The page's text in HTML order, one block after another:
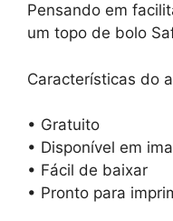
Pensando em
um topo de bolo
Características do
• Gratuito
• Disponível em
• Fácil de baixar
• Pronto para